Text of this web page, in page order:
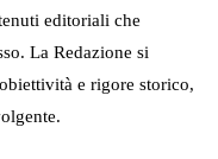
editoriali che
La Redazione si
e rigore storico,